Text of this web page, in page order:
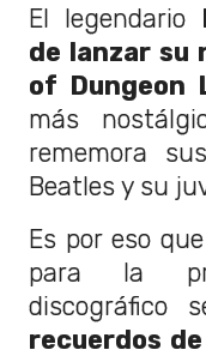
El legendario
de lanzar su
of Dungeon
más
rememora
Beatles y su
Es por eso
para la
discográfico
recuerdos